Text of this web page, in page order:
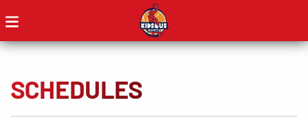
SCHEDULES